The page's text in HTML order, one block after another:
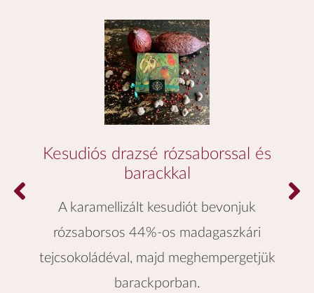
Kesudiós drazsé rózsaborssal és
barackkal
A karamellizált kesudiót bevonjuk
rózsaborsos 44%-os madagaszkári
tejcsokoládéval, majd meghempergetjük
barackporban.